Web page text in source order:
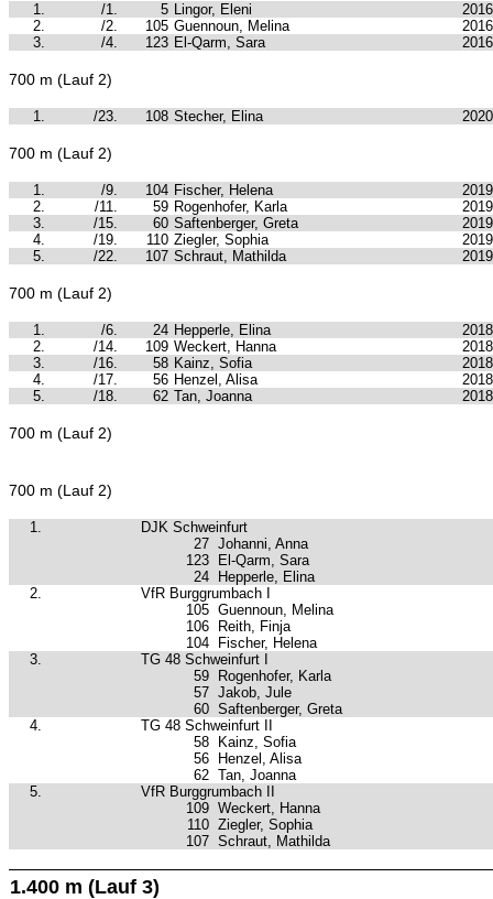
1. /1. 5 Lingor, Eleni
2016
2.
/2. 105 Guennoun, Melina
2016
3.
/4. 123 El-Qarm, Sara 2016
700 m (Lauf 2)
1. /23. 108 Stecher, Elina 2020
700 m (Lauf 2)
1. /9. 104 Fischer, Helena
2019
2.
/11. 59 Rogenhofer, Karla
2019
3.
/15. 60 Saftenberger, Greta
2019
4.
/19. 110 Ziegler, Sophia
2019
5.
/22. 107 Schraut, Mathilda 2019
700 m (Lauf 2)
1. /6. 24 Hepperle, Elina
2018
2.
/14. 109 Weckert, Hanna
2018
3.
/16. 58 Kainz, Sofia
2018
4.
/17. 56 Henzel, Alisa
2018
5.
/18. 62 Tan, Joanna 2018
700 m (Lauf 2)
700 m (Lauf 2)
1.
DJK Schweinfurt
27 Johanni, Anna
123
El-Qarm, Sara
24
Hepperle, Elina
2.
VfR Burggrumbach I
105 Guennoun, Melina
106
Reith, Finja
104
Fischer, Helena
3.
TG 48 Schweinfurt I
59
Rogenhofer, Karla
57 Jakob, Jule
60 Saftenberger, Greta
4.
TG 48 Schweinfurt II
58
Kainz, Sofia
56
Henzel, Alisa
62 Tan, Joanna
5.
VfR Burggrumbach II
109 Weckert, Hanna
110 Ziegler, Sophia
107 Schraut, Mathilda
1.400 m (Lauf 3)